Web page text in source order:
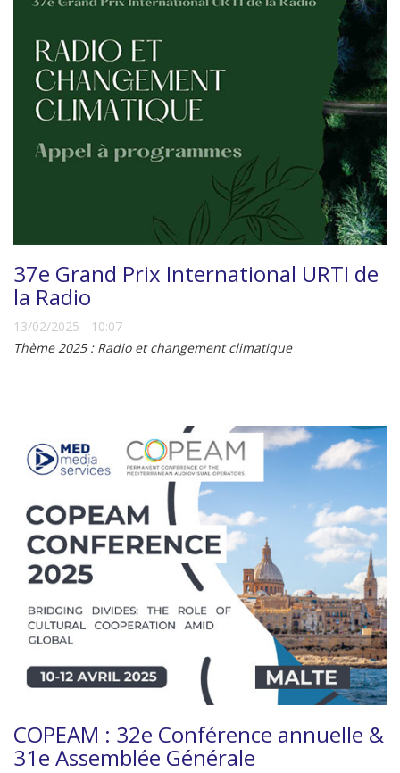
37e Grand Prix International URTI de
la Radio
13/02/2025 - 10:07
Thème 2025 : Radio et changement climatique
COPEAM : 32e Conférence annuelle &
31e Assemblée Générale